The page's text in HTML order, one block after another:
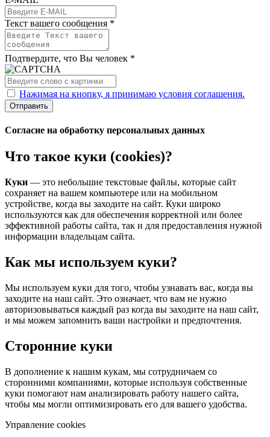
Текст вашего сообщения *
Подтвердите, что Вы человек *
Нажимая на кнопку, я принимаю условия соглашения.
Отправить
Согласие на обработку персональных данных
Что такое куки (cookies)?
Куки — это небольшие текстовые файлы, которые сайт
сохраняет на вашем компьютере или на мобильном
устройстве, когда вы заходите на сайт. Куки широко
используются как для обеспечения корректной или более
эффективной работы сайта, так и для предоставления нужной
информации владельцам сайта.
Как мы используем куки?
Мы используем куки для того, чтобы узнавать вас, когда вы
заходите на наш сайт. Это означает, что вам не нужно
авторизовываться каждый раз когда вы заходите на наш сайт,
и мы можем запомнить ваши настройки и предпочтения.
Сторонние куки
В дополнение к нашим кукам, мы сотрудничаем со
сторонними компаниями, которые используя собственные
куки помогают нам анализировать работу нашего сайта,
чтобы мы могли оптимизировать его для вашего удобства.
Управление cookies